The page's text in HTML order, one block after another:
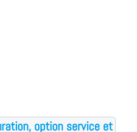
option service et